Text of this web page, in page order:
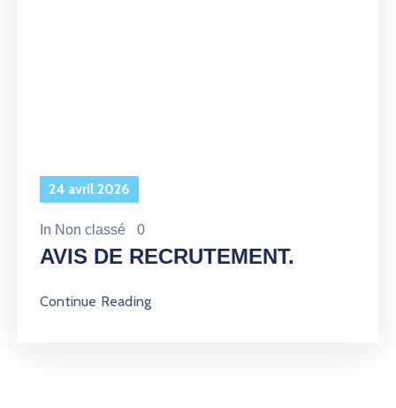
24 avril 2026
In Non classé 0
AVIS DE RECRUTEMENT.
Continue Reading